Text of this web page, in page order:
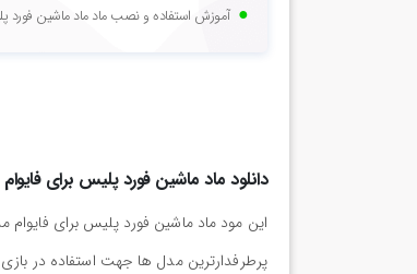
آموزش استفاده و نصب ماد ماد ماشین فورد
دانلود ماد ماشین فورد پلیس برای فایوام
این مود ماد ماشین فورد پلیس برای
پرطرفدارترین مدل ها جهت استفاده در